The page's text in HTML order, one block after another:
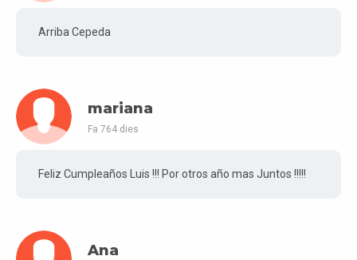
Arriba Cepeda
mariana
Fa 764 dies
Feliz Cumpleaños Luis !!! Por otros año mas Juntos !!!!!
Ana